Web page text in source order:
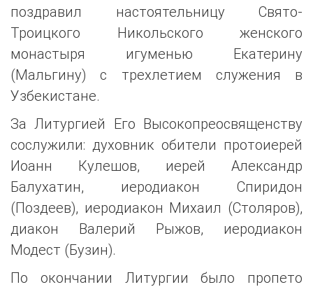
поздравил настоятельницу Свято-
Троицкого Никольского женского
монастыря игуменью Екатерину
(Мальгину) с трехлетием служения в
Узбекистане.
За Литургией Его Высокопреосвященству
сослужили: духовник обители протоиерей
Иоанн Кулешов, иерей Александр
Балухатин, иеродиакон Спиридон
(Поздеев), иеродиакон Михаил (Столяров),
диакон Валерий Рыжов, иеродиакон
Модест (Бузин).
По окончании Литургии было пропето